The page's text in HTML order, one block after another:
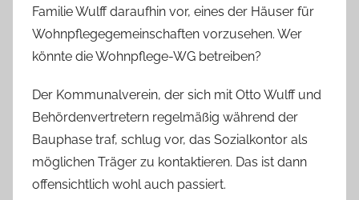
Familie Wulff daraufhin vor, eines der Häuser für
Wohnpflegegemeinschaften vorzusehen. Wer
könnte die Wohnpflege-WG betreiben?
Der Kommunalverein, der sich mit Otto Wulff und
Behördenvertretern regelmäßig während der
Bauphase traf, schlug vor, das Sozialkontor als
möglichen Träger zu kontaktieren. Das ist dann
offensichtlich wohl auch passiert.